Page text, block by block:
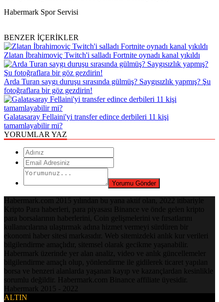
Habermark Spor Servisi
BENZER İÇERİKLER
Zlatan İbrahimoviç Twitch'i salladı Fortnite oynadı kanal yıkıldı
Arda Turan saygı duruşu sırasında gülmüş? Saygısızlık yapmış? Şu
fotoğraflara bir göz gezdirin!
Galatasaray Fellaini'yi transfer edince derbileri 11 kişi
tamamlayabilir mi?
YORUMLAR YAZ
Habermark.com 2015 yılından bu yana aktif olan, 2022 itibariyle
Kripto Para haberleri, para piyasası Binance ve önde gelen kripto
para borsalarının haberlerini, Coin gelişmelerini ve fırsatlarını
kullanıcılarına ulaştırmak adına hizmet vermeyi sürdüren bir
ekonomi haber sitesi markasıdır. Web sitemizdeki anlık kur verileri
bilgilendirme amaçlıdır, sitemsel olarak gecikme yaşanabilir.
Habermark üzerinde yer alan analiz, video ve anlık güncellemeler
bilgilendirme amaçlı olup, yönlendirme ile gidilerek ticaret yapılan
borsa ve benzeri alanlarda yaşanan kayıp ve kazançlardan kesinlikle
sorumlu değildir. Habermark.com Binance affiliate üyesidir.
Habermark 2015 - 2022
ALTIN